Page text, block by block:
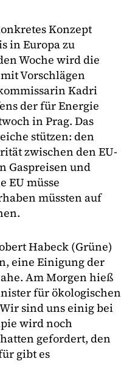
Konzept
in Europa zu
Woche wird die
Vorschlägen
Kadri
der für Energie
in Prag. Das
stützen: den
zwischen den EU-
Gaspreisen und
EU müsse
müssten auf
Habeck (Grüne)
eine Einigung der
Am Morgen hieß
für ökologischen
sind uns einig bei
wird noch
gefordert, den
gibt es